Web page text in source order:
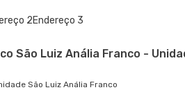
2Endereço 3
São Luiz Anália Franco -
São Luiz Anália Franco